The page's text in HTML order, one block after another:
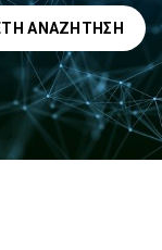
ΑΝΑΖΉΤΗΣΗ